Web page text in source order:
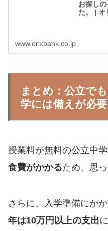
お探し
た。 | オ
www.orixbank.co.jp
まとめ：公立で
学には備えが必要
授業料が無料の公立中学
食費がかかるため、思
さらに、入学準備にか
年は10万円以上の支出